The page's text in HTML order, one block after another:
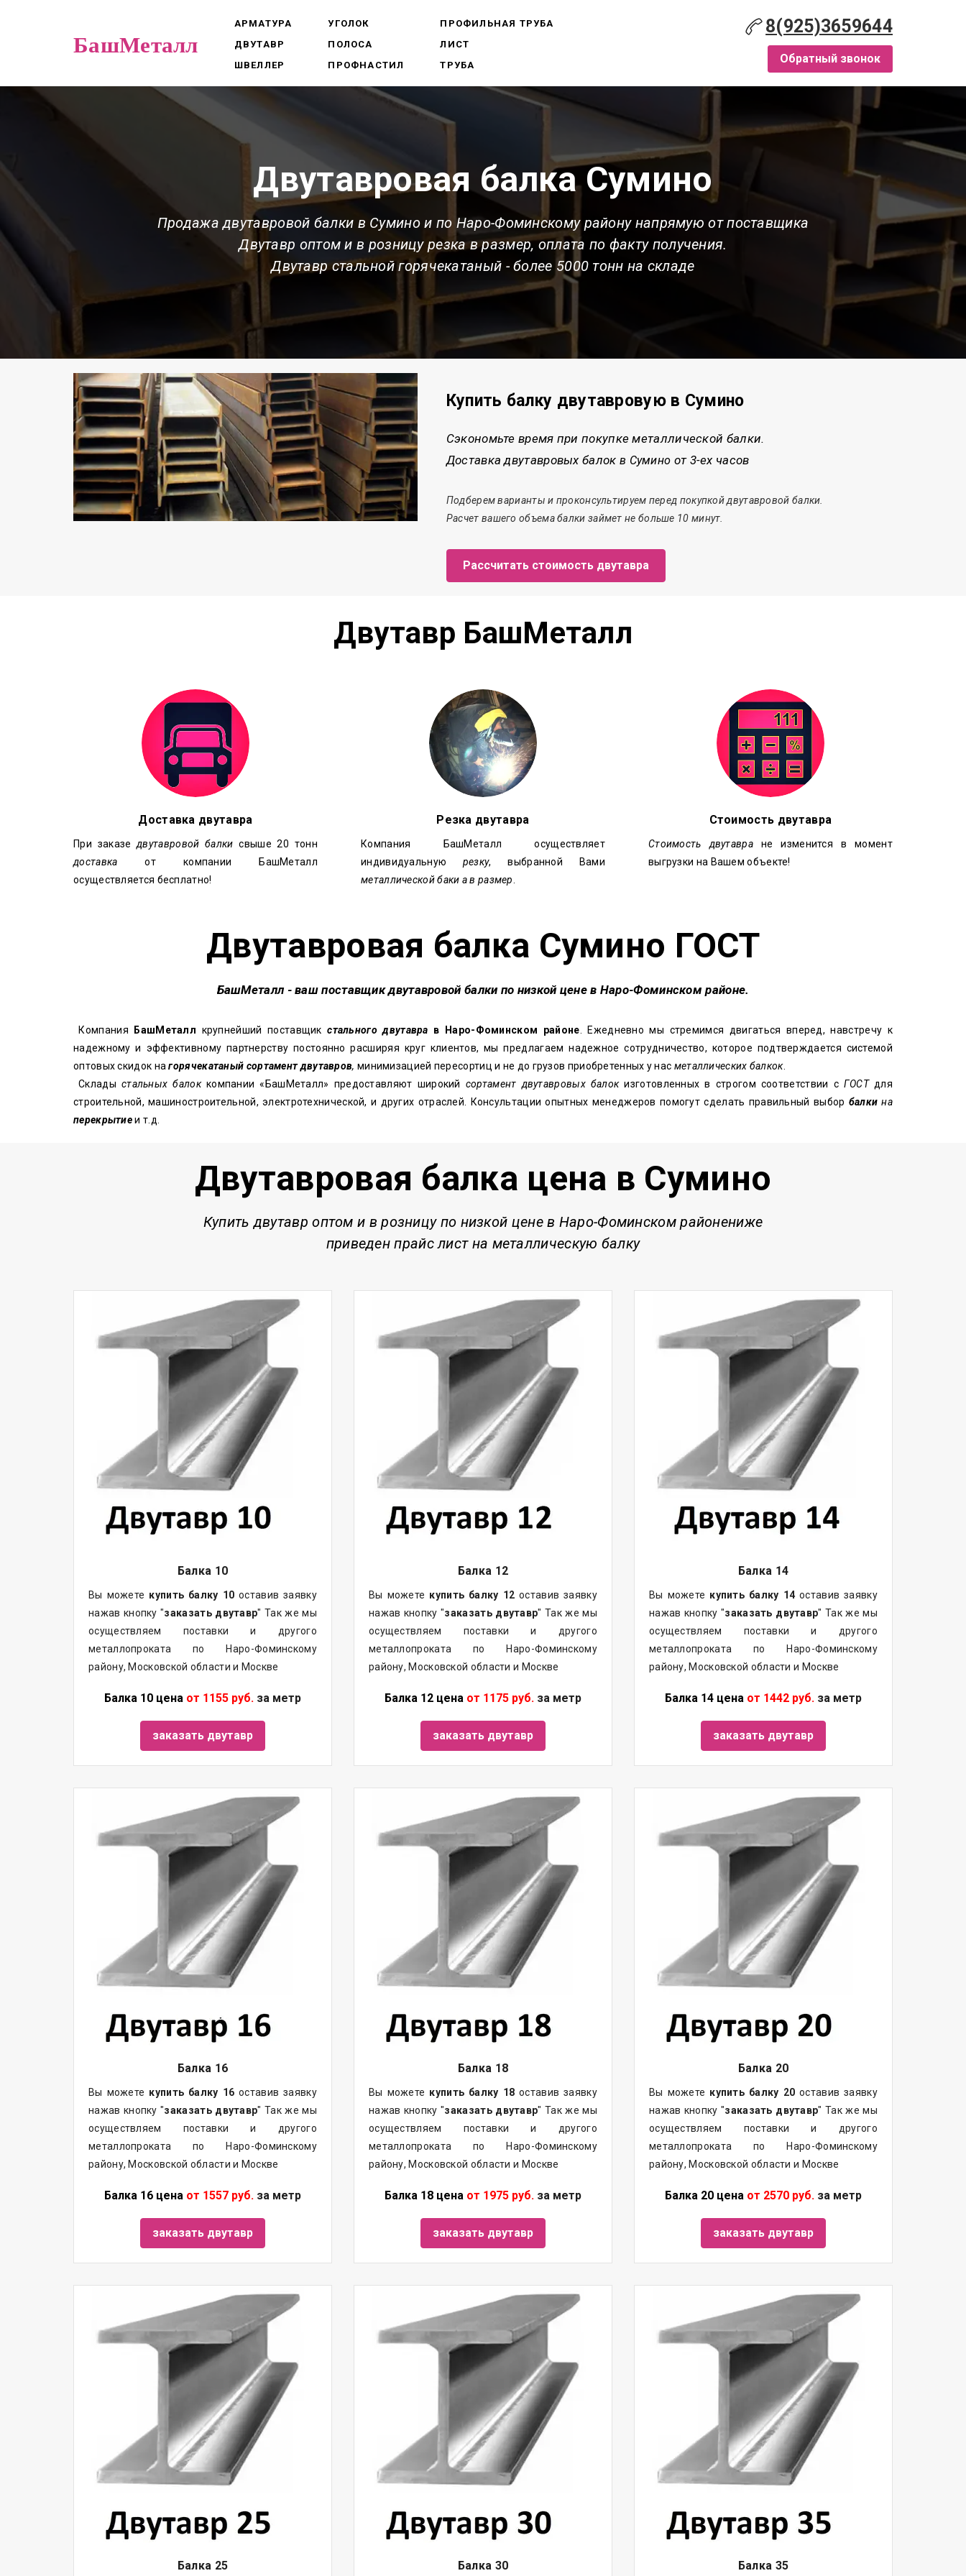
БашМеталл
АРМАТУРА
ДВУТАВР
ШВЕЛЛЕР
УГОЛОК
ПОЛОСА
ПРОФНАСТИЛ
ПРОФИЛЬНАЯ ТРУБА
ЛИСТ
ТРУБА
8(925)3659644
Обратный звонок
Двутавровая балка Сумино
Продажа двутавровой балки в Суминои по Наро-Фоминскому району напрямую от поставщика
Двутавр оптом и в розницу резка в размер, оплата по факту получения.
Двутавр стальной горячекатаный - более 5000 тонн на складе
Купить балку двутавровую в Сумино
Сэкономьте время при покупке металлической балки.
Доставка двутавровых балок в Сумино от 3-ех часов
Подберем варианты и проконсультируем перед покупкой двутавровой балки.
Расчет вашего объема балки займет не больше 10 минут.
Рассчитать стоимость двутавра
Двутавр БашМеталл
Доставка двутавра
При заказедвутавровой балки свыше 20 тонн
доставка от компании БашМеталл
осуществляется бесплатно!
Резка двутавра
Компания БашМеталл осуществляет
индивидуальную резку, выбранной Вами
металлической баки а в размер
Стоимость двутавра
Стоимость двутавране изменится в момент
выгрузки на Вашем объекте!
Двутавровая балка Сумино ГОСТ
БашМеталл - ваш поставщик двутавровой балки по низкой цене в Наро-Фоминском районе.
Компания БашМеталл крупнейший поставщикстального двутавра в Наро-Фоминском районе . Ежедневно мы стремимся двигаться вперед, навстречу к
надежному и эффективному партнерству постоянно расширяя круг клиентов, мы предлагаем надежное сотрудничество, которое подтверждается системой
оптовых скидок нагорячекатаный сортамент двутавров, минимизацией пересортиц и не до грузов приобретенных у нас металлических балкок.
Склады стальных балоккомпании «БашМеталл» предоставляют широкий сортамент двутавровых балокизготовленных в строгом соответствии с ГОСТдля
строительной, машиностроительной, электротехнической, и других отраслей. Консультации опытных менеджеров помогут сделать правильный выбор балки на
перекрытиеи т.д.
Двутавровая балка цена в Сумино
Купить двутавр оптом и в розницу по низкой ценев Наро-Фоминском районениже
приведен прайс лист на металлическую балку
Балка 10
Вы можете купить балку 10 оставив заявку
нажав кнопку "заказать двутавр" Так же мы
осуществляем поставки и другого
металлопроката по Наро-Фоминскому
району, Московской области и Москве
Балка 10 цена от 1155 руб. за метр
заказать двутавр
Балка 12
Вы можете купить балку 12оставив заявку
нажав кнопку "заказать двутавр" Так же мы
осуществляем поставки и другого
металлопроката по Наро-Фоминскому
району, Московской области и Москве
Балка 12 цена от 1175 руб. за метр
заказать двутавр
Балка 14
Вы можете купить балку 14 оставив заявку
нажав кнопку "заказать двутавр" Так же мы
осуществляем поставки и другого
металлопроката по Наро-Фоминскому
району, Московской области и Москве
Балка 14 цена от 1442 руб. за метр
заказать двутавр
Балка 16
Вы можете купить балку 16 оставив заявку
нажав кнопку "заказать двутавр" Так же мы
осуществляем поставки и другого
металлопроката по Наро-Фоминскому
району, Московской области и Москве
Балка 16 ценаот 1557 руб. за метр
заказать двутавр
Балка 18
Вы можете купить балку 18 оставив заявку
нажав кнопку "заказать двутавр" Так же мы
осуществляем поставки и другого
металлопроката по Наро-Фоминскому
району, Московской области и Москве
Балка 18 ценаот 1975 руб. за метр
заказать двутавр
Балка 20
Вы можете купить балку 20 оставив заявку
нажав кнопку "заказать двутавр" Так же мы
осуществляем поставки и другого
металлопроката по Наро-Фоминскому
району, Московской области и Москве
Балка 20 цена от 2570 руб.за метр
заказать двутавр
Балка 25 Балка 30 Балка 35